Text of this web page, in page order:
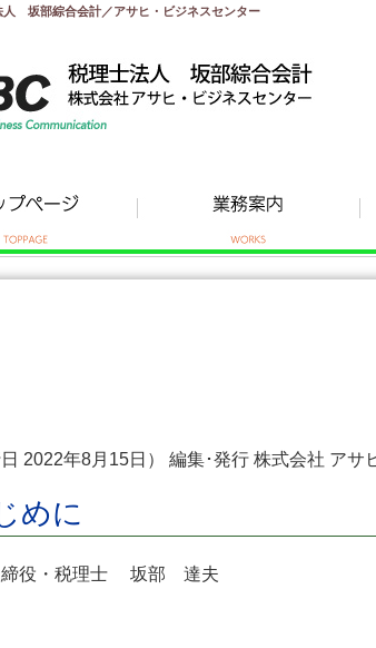
人 坂部綜合会計／アサヒ・ビジネスセンター
日 2022年8月15日） 編集･発行 株式会社 アサ
めに
締役・税理士 坂部 達夫